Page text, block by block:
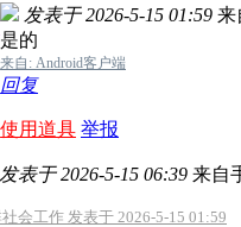
发表于 2026-5-15 01:59 来
是的
来自: Android客户端
回复
使用道具 举报
发表于 2026-5-15 06:39 来自
会工作 发表于 2026-5-15 01:59